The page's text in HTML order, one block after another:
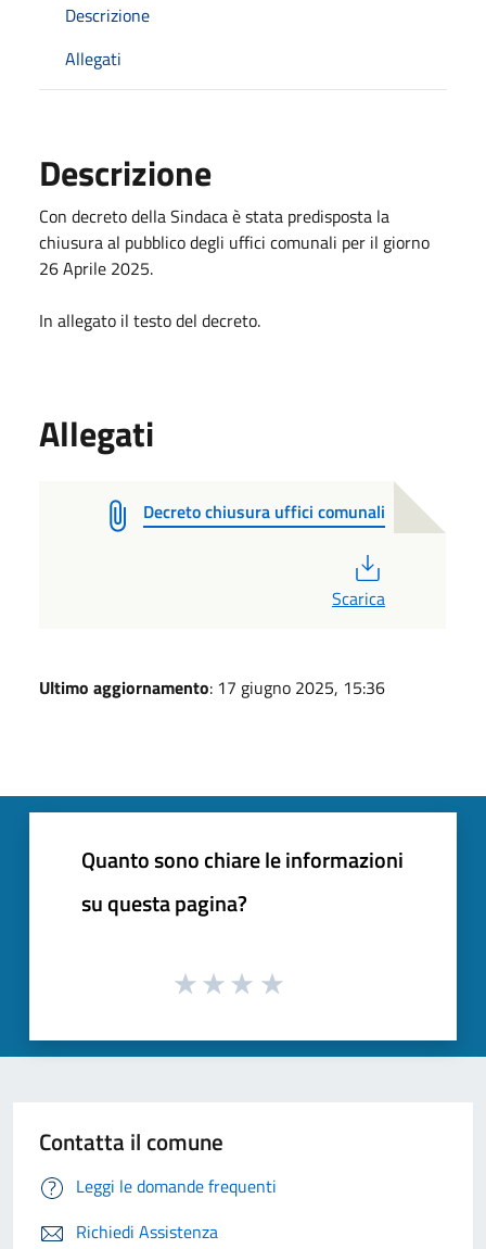
Descrizione
Allegati
Descrizione
Con decreto della Sindaca è stata predisposta la
chiusura al pubblico degli uffici comunali per il giorno
26 Aprile 2025.
In allegato il testo del decreto.
Allegati
Decreto chiusura uffici comunali
Scarica
Ultimo aggiornamento: 17 giugno 2025, 15:36
Quanto sono chiare le informazioni
su questa pagina?
Contatta il comune
Leggi le domande frequenti
Richiedi Assistenza